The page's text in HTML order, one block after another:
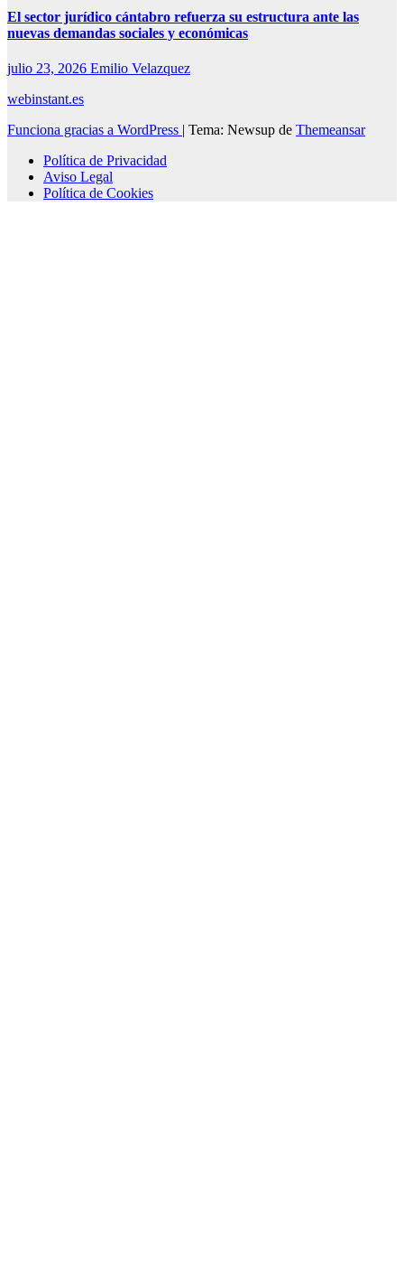
El sector jurídico cántabro refuerza su estructura ante las
nuevas demandas sociales y económicas
julio 23, 2026 Emilio Velazquez
webinstant.es
Funciona gracias a WordPress | Tema: Newsup de Themeansar
Política de Privacidad
Aviso Legal
Política de Cookies